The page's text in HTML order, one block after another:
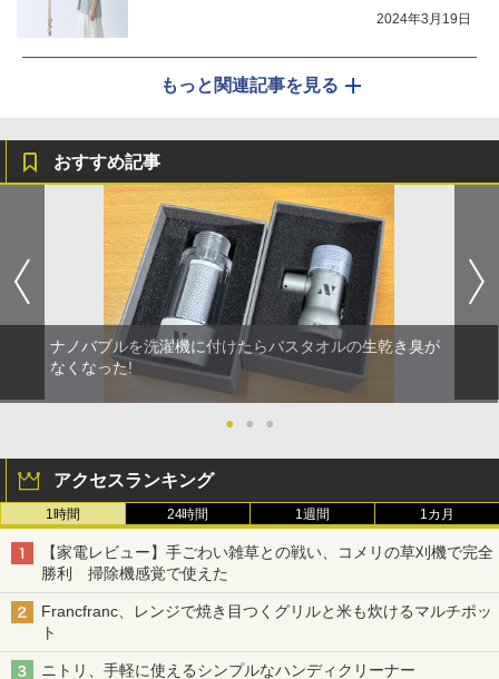
2024年3月19日
もっと関連記事を見る
おすすめ記事
ナノバブルを洗濯機に付けたらバスタオルの生乾き臭が
なくなった!
● ● ●
アクセスランキング
1時間 24時間 1週間 1カ月
【家電レビュー】手ごわい雑草との戦い、コメリの草刈機で完全
勝利 掃除機感覚で使えた
Francfranc、レンジで焼き目つくグリルと米も炊けるマルチポッ
ト
ニトリ、手軽に使えるシンプルなハンディクリーナー